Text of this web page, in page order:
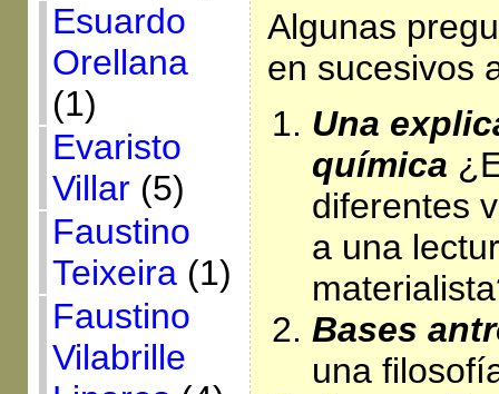
Esuardo
Orellana
(1)
Evaristo
Villar(5)
Faustino
Teixeira(1)
Faustino
Vilabrille
Algunas
en sucesivos
Una
química
diferentes
a una
Bases
una